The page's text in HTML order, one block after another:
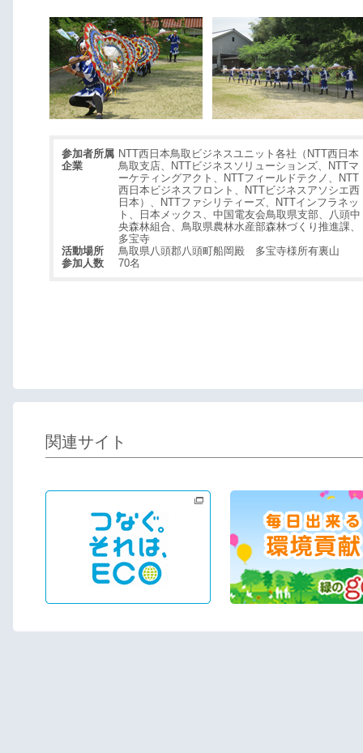
参加者所属
企業
NTT西日本鳥取ビジネスユニット各社（NTT西日本
鳥取支店、NTTビジネスソリューションズ、NTTマ
ーケティングアクト、NTTフィールドテクノ、NTT
西日本ビジネスフロント、NTTビジネスアソシエ西
日本）、NTTファシリティーズ、NTTインフラネッ
ト、日本メックス、中国電友会鳥取県支部、八頭中
央森林組合、鳥取県農林水産部森林づくり推進課、
多宝寺
活動場所
鳥取県八頭郡八頭町船岡殿 多宝寺様所有裏山
参加人数
70名
関連サイト